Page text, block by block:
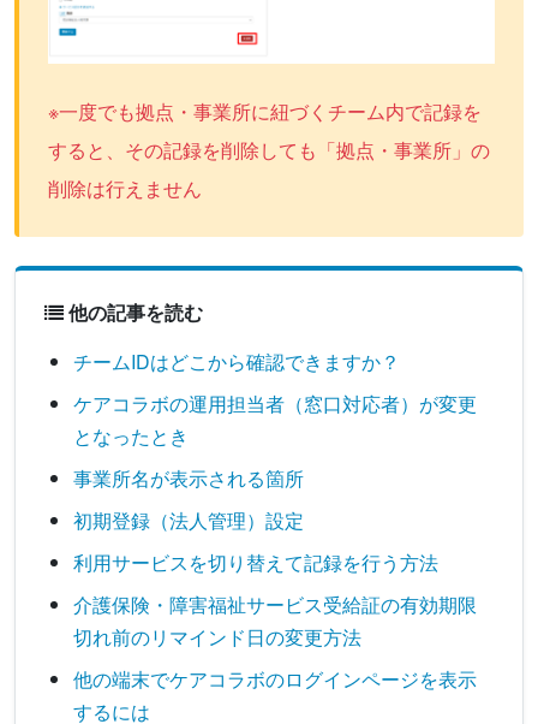
※一度でも拠点・事業所に紐づくチーム内で記録を
すると、その記録を削除しても「拠点・事業所」の
削除は行えません
他の記事を読む
チームIDはどこから確認できますか？
ケアコラボの運用担当者（窓口対応者）が変更
となったとき
事業所名が表示される箇所
初期登録（法人管理）設定
利用サービスを切り替えて記録を行う方法
介護保険・障害福祉サービス受給証の有効期限
切れ前のリマインド日の変更方法
他の端末でケアコラボのログインページを表示
するには